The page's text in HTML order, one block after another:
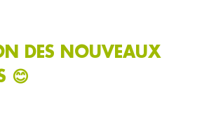
DES NOUVEAUX
😊